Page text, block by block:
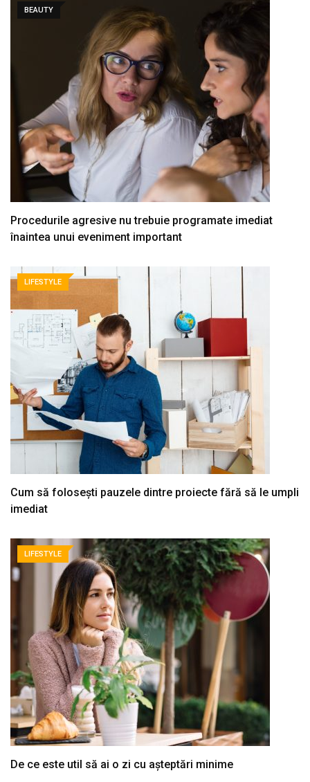
BEAUTY
Procedurile agresive nu trebuie programate imediat
înaintea unui eveniment important
LIFESTYLE
Cum să folosești pauzele dintre proiecte fără să le umpli
imediat
LIFESTYLE
De ce este util să ai o zi cu așteptări minime